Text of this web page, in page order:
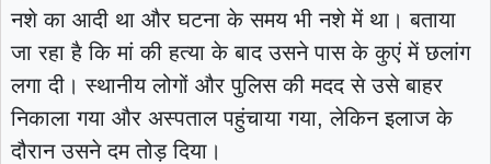
नशे का आदी था और घटना के समय भी नशे में था। बताया
जा रहा है कि मां की हत्या के बाद उसने पास के कुएं में छलांग
लगा दी। स्थानीय लोगों और पुलिस की मदद से उसे बाहर
निकाला गया और अस्पताल पहुंचाया गया, लेकिन इलाज के
दौरान उसने दम तोड़ दिया।